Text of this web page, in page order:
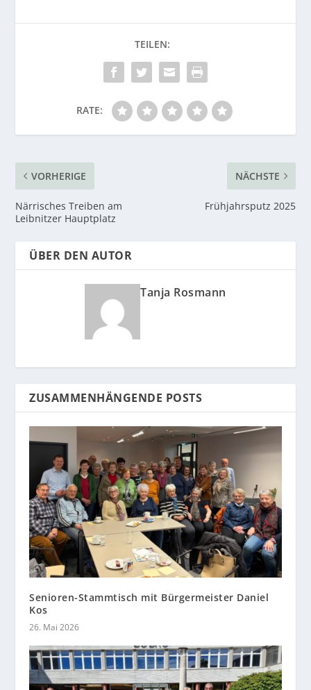
RATE:
VORHERIGE
Närrisches Treiben am
Leibnitzer Hauptplatz
NÄCHSTE
Frühjahrsputz 2025
ÜBER DEN AUTOR
Tanja Rosmann
ZUSAMMENHÄNGENDE POSTS
Senioren-Stammtisch mit Bürgermeister Daniel
Kos
26. Mai 2026